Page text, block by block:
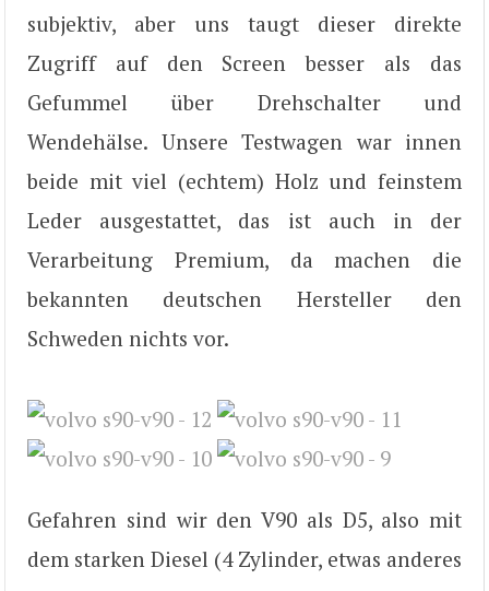
subjektiv, aber uns taugt dieser direkte
Zugriff auf den Screen besser als das
Gefummel über Drehschalter und
Wendehälse. Unsere Testwagen war innen
beide mit viel (echtem) Holz und feinstem
Leder ausgestattet, das ist auch in der
Verarbeitung Premium, da machen die
bekannten deutschen Hersteller den
Schweden nichts vor.
Gefahren sind wir den V90 als D5, also mit
dem starken Diesel (4 Zylinder, etwas anderes